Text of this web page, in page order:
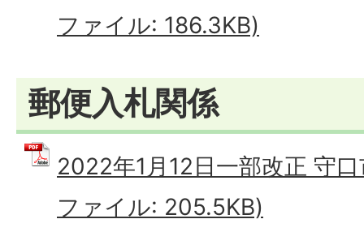
ファイル: 186.3KB)
郵便入札関係
2022年1月12日一部改正 守
ファイル: 205.5KB)